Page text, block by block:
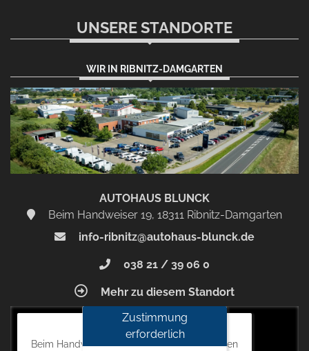
UNSERE STANDORTE
WIR IN RIBNITZ-DAMGARTEN
AUTOHAUS BLUNCK
Beim Handweiser 19, 18311 Ribnitz-Damgarten
info-ribnitz@autohaus-blunck.de
038 21 / 39 06 0
Mehr zu diesem Standort
Autohaus Blunck
Beim Handweiser 19, 18311 Ribnitz-Damgarten
Zustimmung
erforderlich